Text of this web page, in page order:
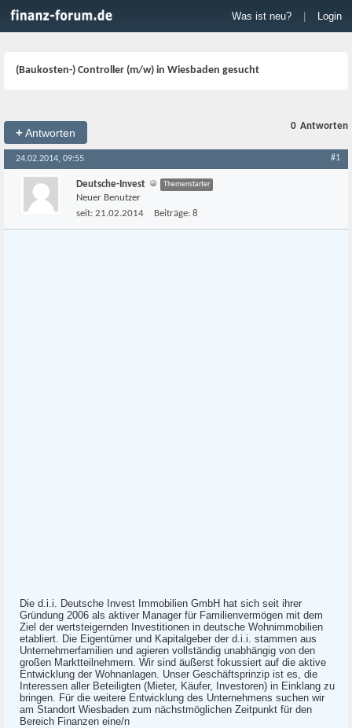
Was ist neu? Login
(Baukosten-) Controller (m/w) in Wiesbaden gesucht
+Antworten
0 Antworten
24.02.2014, 09:55 #1
Deutsche-Invest Themenstarter
Neuer Benutzer
seit: 21.02.2014 Beiträge: 8
Die d.i.i. Deutsche Invest Immobilien GmbH hat sich seit ihrer
Gründung 2006 als aktiver Manager für Familienvermögen mit dem
Ziel der wertsteigernden Investitionen in deutsche Wohnimmobilien
etabliert. Die Eigentümer und Kapitalgeber der d.i.i. stammen aus
Unternehmerfamilien und agieren vollständig unabhängig von den
großen Marktteilnehmern. Wir sind äußerst fokussiert auf die aktive
Entwicklung der Wohnanlagen. Unser Geschäftsprinzip ist es, die
Interessen aller Beteiligten (Mieter, Käufer, Investoren) in Einklang zu
bringen. Für die weitere Entwicklung des Unternehmens suchen wir
am Standort Wiesbaden zum nächstmöglichen Zeitpunkt für den
Bereich Finanzen eine/n